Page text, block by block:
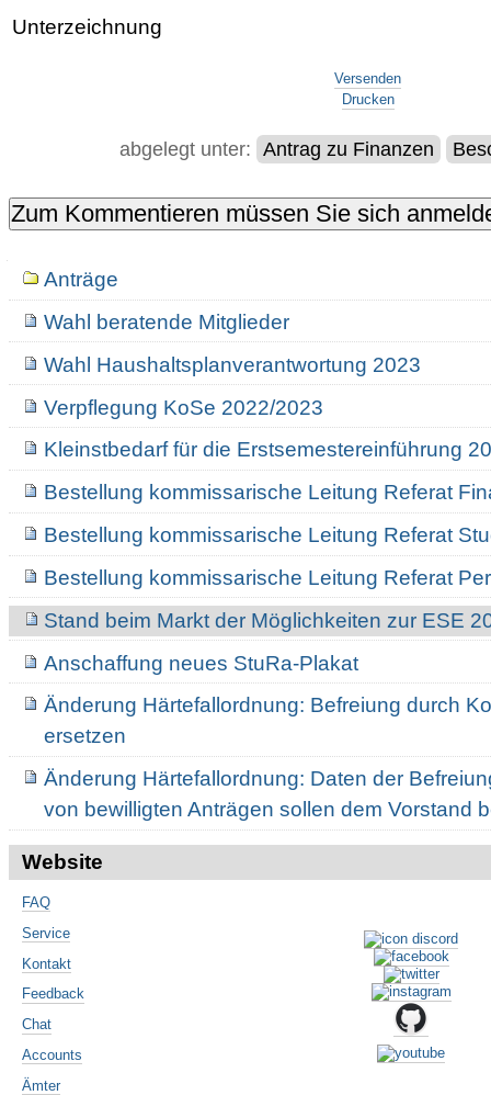
Unterzeichnung
Versenden
Drucken
abgelegt unter: Antrag zu Finanzen
NavigationAnträge
Wahl beratende Mitglieder
Wahl Haushaltsplanverantwortung 2023
Verpflegung KoSe 2022/2023
Kleinstbedarf für die Erstsemestereinführung
Bestellung kommissarische Leitung Referat
Bestellung kommissarische Leitung Referat
Bestellung kommissarische Leitung Referat
Stand beim Markt der Möglichkeiten zur ESE
Anschaffung neues StuRa-Plakat
Änderung Härtefallordnung: Befreiung durch
ersetzen
Änderung Härtefallordnung: Daten der
von bewilligten Anträgen sollen dem Vorstand
Website
FAQ
Service
Kontakt
Feedback
Chat
Accounts
Ämter